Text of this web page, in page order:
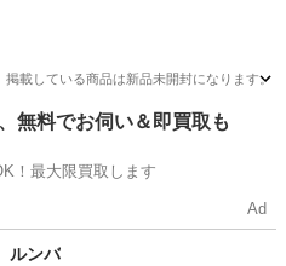
載している商品は新品未開封になります
他 エアダスター
無料でお伺い＆即買取も
！最大限買取します
Ad
ルンバ